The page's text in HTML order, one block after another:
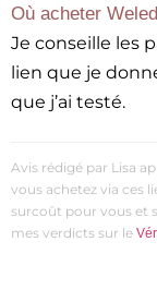
Où acheter
Je conseille les
lien que je
que j’ai testé.
Avis rédigé par Lisa
vous achetez via ces
surcoût pour vous et
mes verdicts sur le